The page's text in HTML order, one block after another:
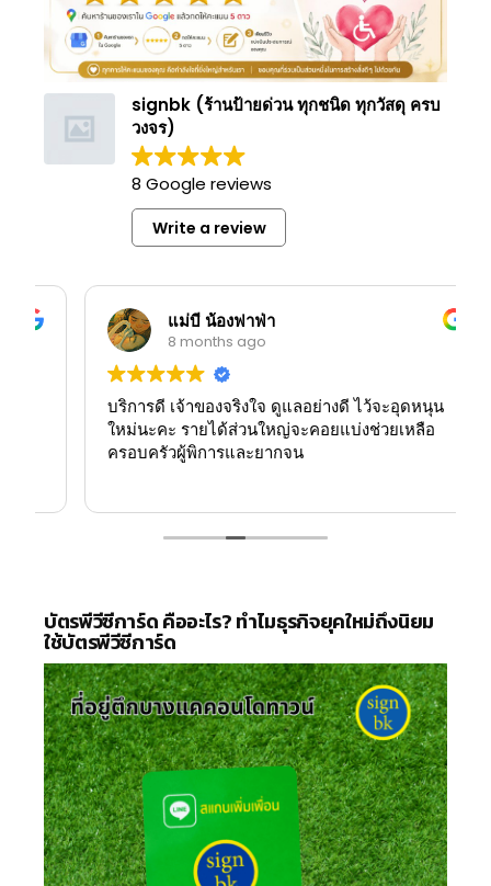
signbk (ร้านป้ายด่วน ทุกชนิด ทุกวัสดุ ครบ
วงจร)
8 Google reviews
Write a review
แม่บี น้องฟาฟ่า
8 months ago
บริการดี เจ้าของจริงใจ ดูแลอย่างดี ไว้จะอุดหนุน
ใหม่นะคะ รายได้ส่วนใหญ่จะคอยแบ่งช่วยเหลือ
ครอบครัวผู้พิการและยากจน
บัตรพีวีซีการ์ด คืออะไร? ทำไมธุรกิจยุคใหม่ถึงนิยม
ใช้บัตรพีวีซีการ์ด